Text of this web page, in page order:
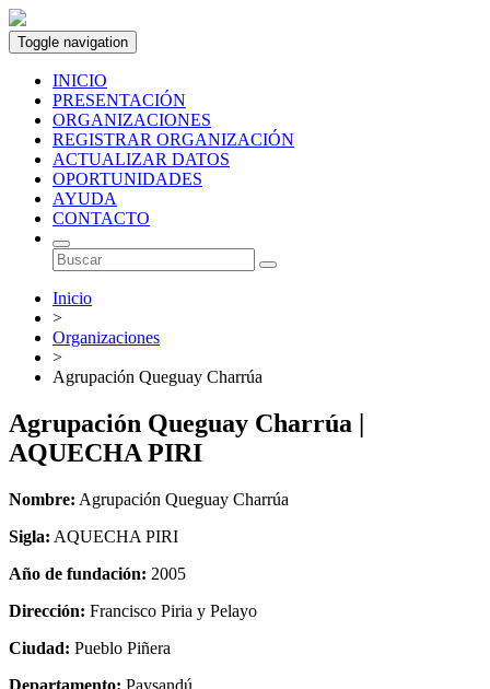
Toggle navigation
INICIO
PRESENTACIÓN
ORGANIZACIONES
REGISTRAR ORGANIZACIÓN
ACTUALIZAR DATOS
OPORTUNIDADES
AYUDA
CONTACTO
Inicio
>
Organizaciones
>
Agrupación Queguay Charrúa
Agrupación Queguay Charrúa |
AQUECHA PIRI
Nombre: Agrupación Queguay Charrúa
Sigla: AQUECHA PIRI
Año de fundación: 2005
Dirección: Francisco Piria y Pelayo
Ciudad: Pueblo Piñera
Departamento: Paysandú